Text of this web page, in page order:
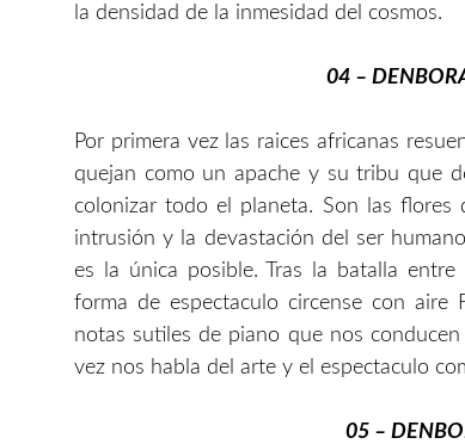
la densidad de la inmesidad del cosmos.
04 –
Por primera vez las raices africanas
quejan como un apache y su tribu que
colonizar todo el planeta. Son las flores
intrusión y la devastación del ser
es la única posible. Tras la batalla
forma de espectaculo circense con aire
notas sutiles de piano que nos
vez nos habla del arte y el espectaculo
05 –